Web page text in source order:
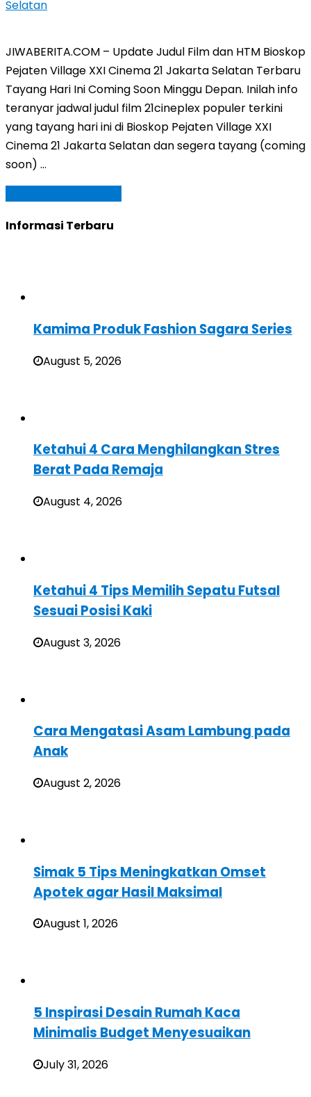
JIWABERITA.COM – Update Judul Film dan HTM Bioskop
Pejaten Village XXI Cinema 21 Jakarta Selatan Terbaru
Tayang Hari Ini Coming Soon Minggu Depan. Inilah info
teranyar jadwal judul film 21cineplex populer terkini
yang tayang hari ini di Bioskop Pejaten Village XXI
Cinema 21 Jakarta Selatan dan segera tayang (coming
soon) …
Informasi Terbaru
Kamima Produk Fashion Sagara Series
August 5, 2026
Ketahui 4 Cara Menghilangkan Stres
Berat Pada Remaja
August 4, 2026
Ketahui 4 Tips Memilih Sepatu Futsal
Sesuai Posisi Kaki
August 3, 2026
Cara Mengatasi Asam Lambung pada
Anak
August 2, 2026
Simak 5 Tips Meningkatkan Omset
Apotek agar Hasil Maksimal
August 1, 2026
5 Inspirasi Desain Rumah Kaca
Minimalis Budget Menyesuaikan
July 31, 2026